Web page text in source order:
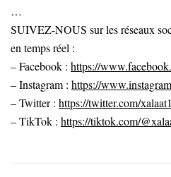
…
SUIVEZ-NOUS sur les réseaux
en temps réel :
– Facebook : https://
– Instagram : https://
– Twitter : https://twitter.com/xalaat1
– TikTok : https://tiktok.com/